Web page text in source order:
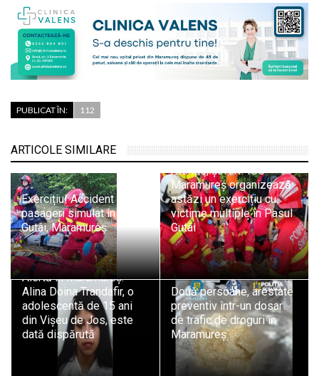
PUBLICAT ÎN: 112
ARTICOLE SIMILARE
Exercițiu! Accident cu 11
pasageri simulat în Pasul
Gutâi, Maramureș
Atenție, șoferi! ISU
Maramureș organizează
astăzi un exercițiu cu
victime multiple în Pasul
Gutâi
Alertă în Maramureș:
Alina Doina Trandafir, o
adolescentă de 15 ani
din Vișeu de Jos, este
dată dispărută
Două persoane, arestate
preventiv într-un dosar
de trafic de droguri în
Maramureș